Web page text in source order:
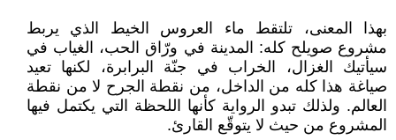
بهذا المعنى، تلتقط ماء العروس الخيط الذي يربط
مشروع صويلح كله: المدينة في ورّاق الحب، الغياب في
سيأتيك الغزال، الخراب في جنّة البرابرة، لكنها تعيد
صياغة هذا كله من الداخل، من نقطة الجرح لا من نقطة
العالم. ولذلك تبدو الرواية كأنها اللحظة التي يكتمل فيها
المشروع من حيث لا يتوقّع القارئ.